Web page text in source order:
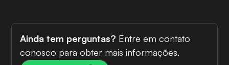
Ainda tem perguntas? Entre em contato
conosco para obter mais informações.